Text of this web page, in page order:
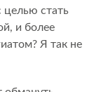
целью стать
и более
Я так не